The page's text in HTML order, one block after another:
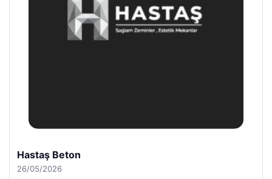
Hastaş Beton
26/05/2026